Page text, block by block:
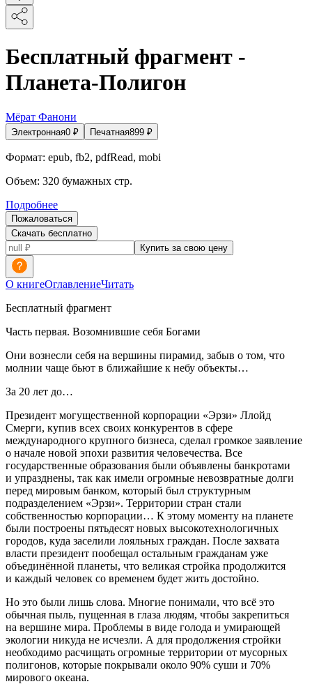
Бесплатный фрагмент -
Планета-Полигон
Мёрат Фанони
Электронная0 ₽ Печатная899 ₽
Формат: epub, fb2, pdfRead, mobi
Объем: 320 бумажных стр.
Подробнее
Пожаловаться
Скачать бесплатно
Купить за свою цену
О книгеОглавлениеЧитать
Бесплатный фрагмент
Часть первая. Возомнившие себя Богами
Они вознесли себя на вершины пирамид, забыв о том, что
молнии чаще бьют в ближайшие к небу объекты…
За 20 лет до…
Президент могущественной корпорации «Эрзи» Ллойд
Смерги, купив всех своих конкурентов в сфере
международного крупного бизнеса, сделал громкое заявление
о начале новой эпохи развития человечества. Все
государственные образования были объявлены банкротами
и упразднены, так как имели огромные невозвратные долги
перед мировым банком, который был структурным
подразделением «Эрзи». Территории стран стали
собственностью корпорации… К этому моменту на планете
были построены пятьдесят новых высокотехнологичных
городов, куда заселили лояльных граждан. После захвата
власти президент пообещал остальным гражданам уже
объединённой планеты, что великая стройка продолжится
и каждый человек со временем будет жить достойно.
Но это были лишь слова. Многие понимали, что всё это
обычная пыль, пущенная в глаза людям, чтобы закрепиться
на вершине мира. Проблемы в виде голода и умирающей
экологии никуда не исчезли. А для продолжения стройки
необходимо расчищать огромные территории от мусорных
полигонов, которые покрывали около 90% суши и 70%
мирового океана.